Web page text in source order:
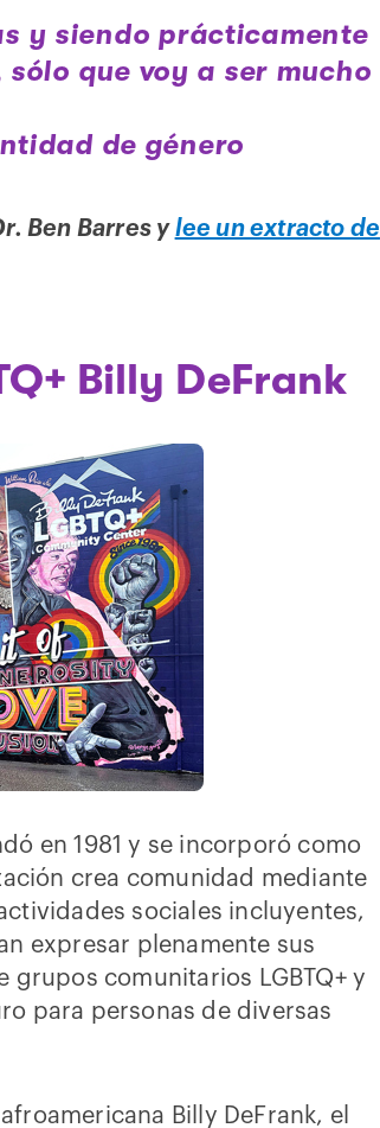
y siendo prácticamente
que voy a ser mucho
de género
Ben Barres y lee un extracto de
Billy DeFrank
en 1981 y se incorporó como
crea comunidad mediante
sociales incluyentes,
expresar plenamente sus
comunitarios LGBTQ+ y
para personas de diversas
Billy DeFrank, el